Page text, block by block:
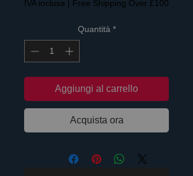
IVA inclusa | Free Shipping Over £100
Quantità *
Aggiungi al carrello
Acquista ora